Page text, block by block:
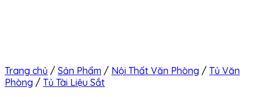
Trang chủ / Sản Phẩm / Nội Thất Văn Phòng / Tủ Văn
Phòng / Tủ Tài Liệu Sắt